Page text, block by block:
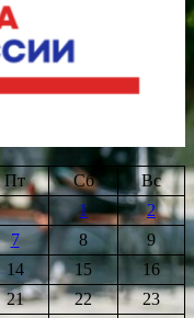
Пт Сб
Вс
1
2
7 8
9
14 15
16
21 22
23